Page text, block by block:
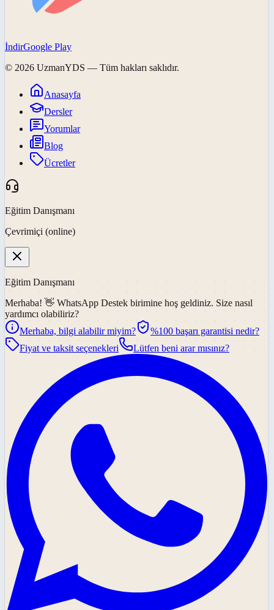
İndirGoogle Play
© 2026 UzmanYDS — Tüm hakları saklıdır.
Anasayfa
Dersler
Yorumlar
Blog
Ücretler
Eğitim Danışmanı
Çevrimiçi (online)
Eğitim Danışmanı
Merhaba! 👋 WhatsApp Destek birimine hoş geldiniz. Size nasıl
yardımcı olabiliriz?
Merhaba, bilgi alabilir miyim?
%100 başarı garantisi nedir?
Fiyat ve taksit seçenekleri
Lütfen beni arar mısınız?